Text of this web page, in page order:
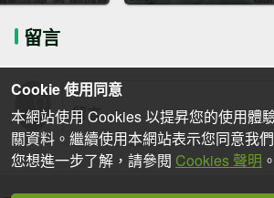
留言
Cookie 使用同意
本網站使用 Cookies 以提昇您的使用體
關資料。繼續使用本網站表示您同意我
您想進一步了解，請參閱 Cookies 聲明 。